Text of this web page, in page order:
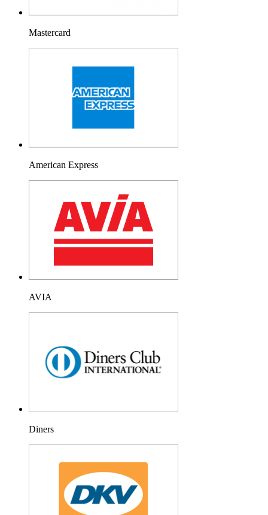
Mastercard
American Express
AVIA
Diners